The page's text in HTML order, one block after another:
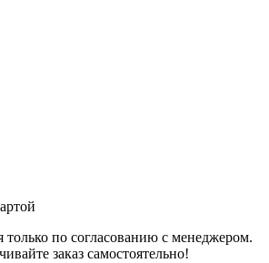
только по согласованию с менеджером.
заказ самостоятельно!